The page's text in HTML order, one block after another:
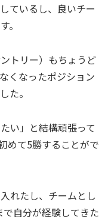
ているし、良いチー
。
トリー）もちょうど
くなったポジション
た。
い」と結構頑張って
めて5勝することがで
れたし、チームとし
自分が経験してきた